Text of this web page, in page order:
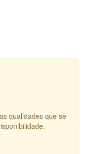
qualidades que se